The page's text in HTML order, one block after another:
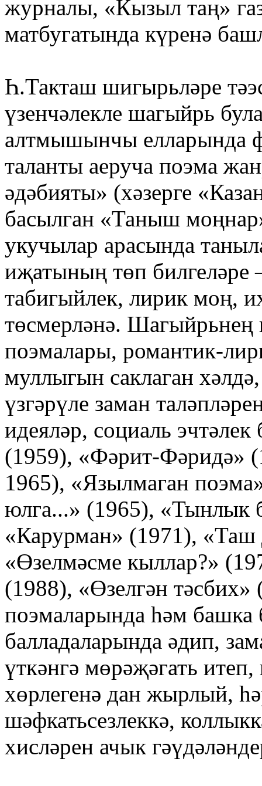
журналы, «Кызыл таң»
матбугатында күренә
Һ.Такташ шигырьләре
үзенчәлекле шагыйрь
алтмышынчы елларында
таланты аеруча поэма
әдәбияты» (хәзерге
басылган «Таныш
укучылар арасында
иҗатының төп
табигыйлек, лирик моң,
төсмерләнә.
поэмалары, романтик-
муллыгын саклаган
үзгәрүле заман
идеяләр, социаль
(1959), «Фәрит-Фәридә»
1965), «Язылмаган
юлга...» (1965), «Тынлык
«Карурман» (1971), «Таш
«Өзелмәсме кыллар?»
(1988), «Өзелгән
поэмаларында һәм
балладаларында әдип,
үткәнгә мөрәҗәгать
хөрлегенә дан жырлый,
шәфкатьсезлеккә,
хисләрен ачык